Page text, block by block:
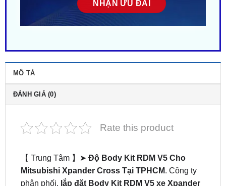
ĐÁNH GIÁ (0)
【 Trung Tâm 】➤Độ Body Kit RDM V5 Cho
phân phối,lắp đặt Body Kit RDM V5 xe Xpander
Crosstại Sài Gòn. Gắn tận nơi gần đây ở tại HCM.
Nhiều mẫu mã – Phong cách độc lạ. Giá siêu HOT!